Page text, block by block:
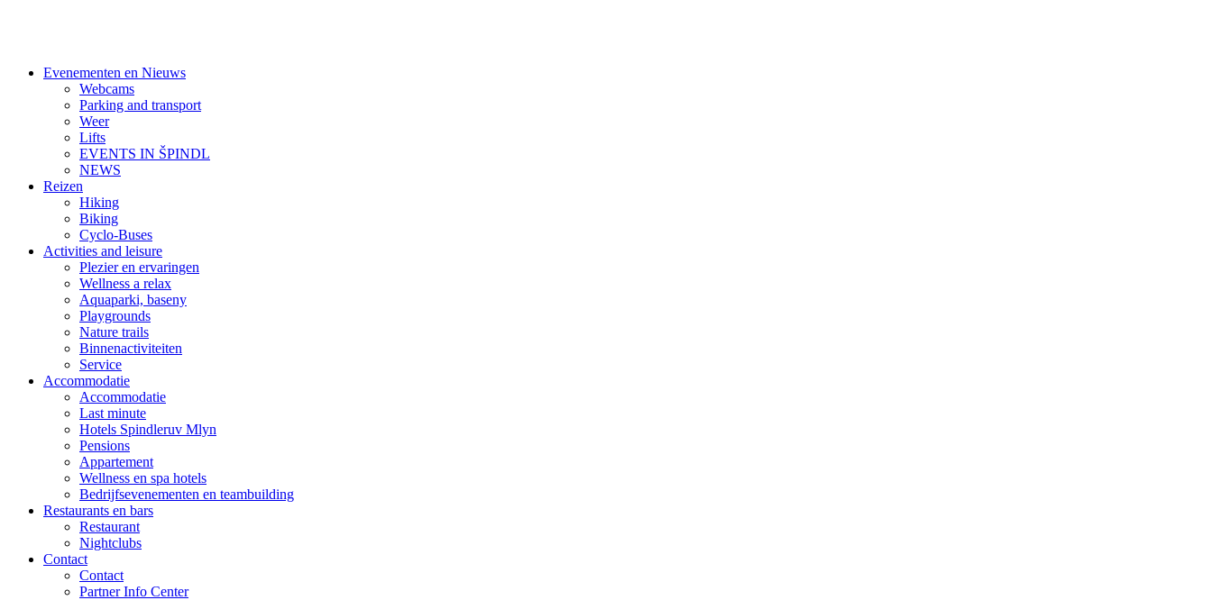
Evenementen en Nieuws
Webcams
Parking and transport
Weer
Lifts
EVENTS IN ŠPINDL
NEWS
Reizen
Hiking
Biking
Cyclo-Buses
Activities and leisure
Plezier en ervaringen
Wellness a relax
Aquaparki, baseny
Playgrounds
Nature trails
Binnenactiviteiten
Service
Accommodatie
Accommodatie
Last minute
Hotels Spindleruv Mlyn
Pensions
Appartement
Wellness en spa hotels
Bedrijfsevenementen en teambuilding
Restaurants en bars
Restaurant
Nightclubs
Contact
Contact
Partner Info Center